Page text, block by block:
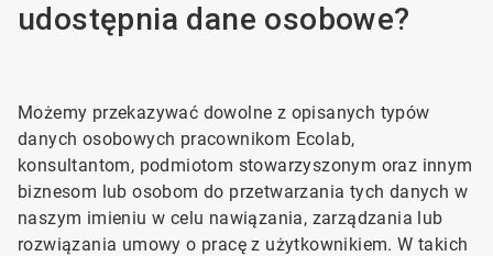
udostępnia dane osobowe?
Możemy przekazywać dowolne z opisanych typów
danych osobowych pracownikom Ecolab,
konsultantom, podmiotom stowarzyszonym oraz innym
biznesom lub osobom do przetwarzania tych danych w
naszym imieniu w celu nawiązania, zarządzania lub
rozwiązania umowy o pracę z użytkownikiem. W takich